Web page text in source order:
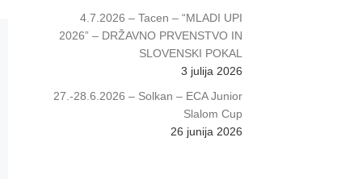
4.7.2026 – Tacen – “MLADI UPI
2026” – DRŽAVNO PRVENSTVO IN
SLOVENSKI POKAL
3 julija 2026
27.-28.6.2026 – Solkan – ECA Junior
Slalom Cup
26 junija 2026